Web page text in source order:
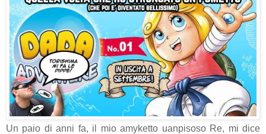
Un paio di anni fa, il mio amyketto uanpisoso Re, mi dice